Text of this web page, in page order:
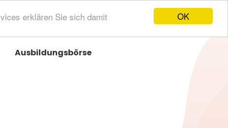
OK
erklären Sie sich damit
Ausbildungsbörse